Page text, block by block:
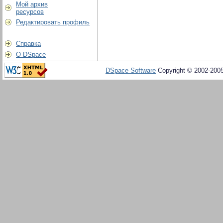
Мой архив
ресурсов
Редактировать профиль
Справка
О DSpace
DSpace Software Copyright © 2002-